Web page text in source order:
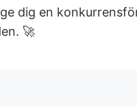
dig en
🚀